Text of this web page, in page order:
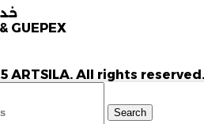
GUEPEX
ARTSILA. All rights
Search